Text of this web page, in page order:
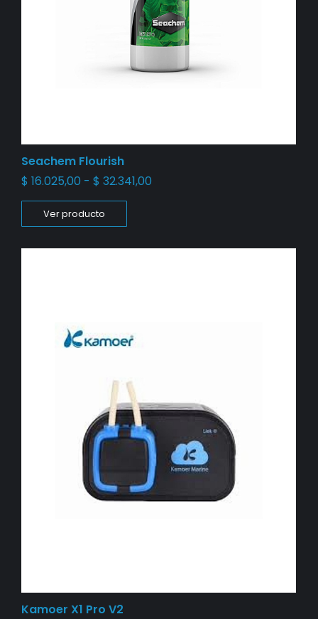
Seachem Flourish
$ 16.025,00 - $ 32.341,00
Ver producto
Kamoer X1 Pro V2